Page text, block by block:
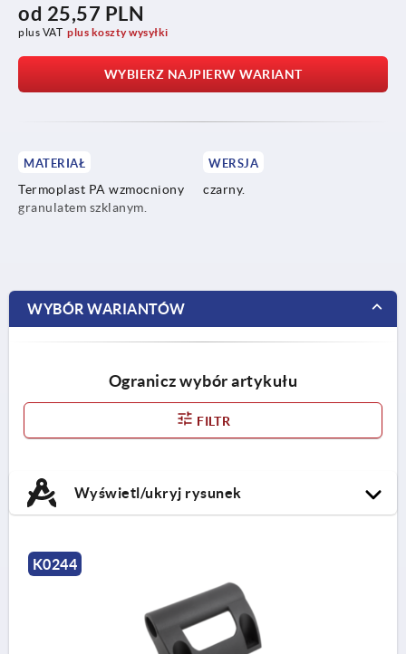
od 25,57 PLN
plus VAT plus koszty wysyłki
WYBIERZ NAJPIERW WARIANT
MATERIAŁ
Termoplast PA wzmocniony
granulatem szklanym.
WERSJA
czarny.
WYBÓR WARIANTÓW
Ogranicz wybór artykułu
FILTR
Wyświetl/ukryj rysunek
K0244